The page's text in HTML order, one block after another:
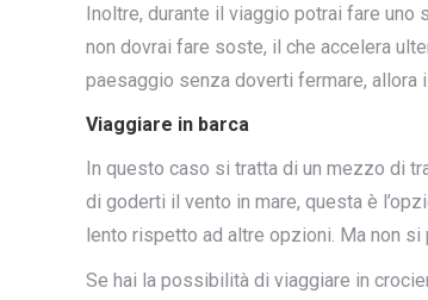
Inoltre, durante il viaggio potrai fare uno
non dovrai fare soste, il che accelera
paesaggio senza doverti fermare,
Viaggiare in barca
In questo caso si tratta di un mezzo di
di goderti il vento in mare, questa è
lento rispetto ad altre opzioni. Ma non si
Se hai la possibilità di viaggiare in